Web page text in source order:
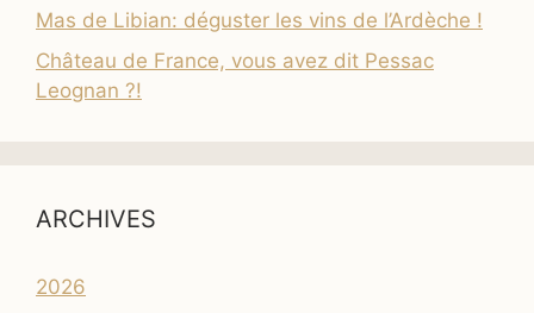
Mas de Libian: déguster les vins de l’Ardèche !
Château de France, vous avez dit Pessac
Leognan ?!
ARCHIVES
2026